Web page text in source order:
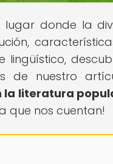
lugar donde la
lingüístico,
de nuestro
la literatura
que nos cuentan!